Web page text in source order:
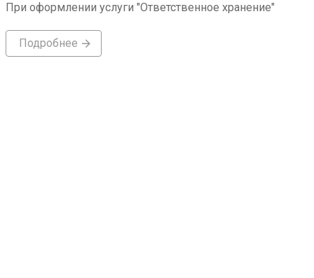
При оформлении услуги "Ответственное хранение"
Подробнее